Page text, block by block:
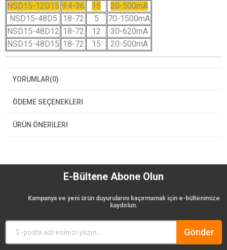
NSD15-12D15 9.4-36 15
20-500mA
NSD15-48D5
18-72 5
70-1500mA
NSD15-48D12 18-72 12
30-620mA
NSD15-48D15 18-72 15 20-500mA
YORUMLAR(0)
ÖDEME SEÇENEKLERI
ÜRÜN ÖNERILERI
E-Bültene Abone Olun
Kampanya ve yeni ürün duyurularını kaçırmamak için e-bültenimize
kaydolun.
Gönder